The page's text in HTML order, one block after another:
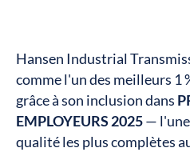
Hansen Industrial
comme l'un des meilleurs 1
grâce à son inclusion dans
EMPLOYEURS 2025— l'une
qualité les plus complètes